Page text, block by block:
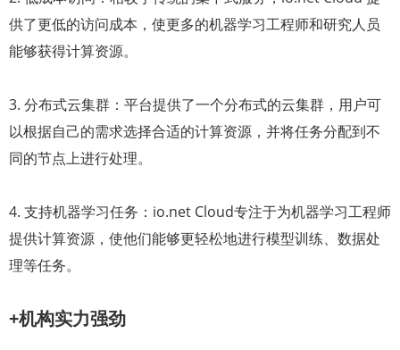
供了更低的访问成本，使更多的机器学习工程师和研究人员
能够获得计算资源。
3. 分布式云集群：平台提供了一个分布式的云集群，用户可
以根据自己的需求选择合适的计算资源，并将任务分配到不
同的节点上进行处理。
4. 支持机器学习任务：io.net Cloud专注于为机器学习工程师
提供计算资源，使他们能够更轻松地进行模型训练、数据处
理等任务。
+机构实力强劲